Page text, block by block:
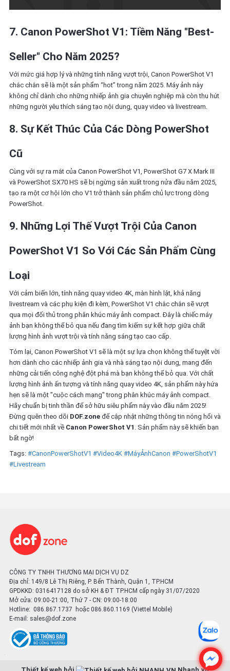
7. Canon PowerShot V1: Tiềm Năng "Best-
Seller" Cho Năm 2025?
Với mức giá hợp lý và những tính năng vượt trội, Canon PowerShot V1
chắc chắn sẽ là một sản phẩm “hot” trong năm 2025. Máy ảnh này
không chỉ dành cho những nhiếp ảnh gia chuyên nghiệp mà còn thu hút
những người yêu thích sáng tạo nội dung, quay video và livestream.
8. Sự Kết Thúc Của Các Dòng PowerShot
Cũ
Cùng với sự ra mắt của Canon PowerShot V1, PowerShot G7 X Mark III
và PowerShot SX70 HS sẽ bị ngừng sản xuất trong nửa đầu năm 2025,
tạo ra một cơ hội lớn cho V1 trở thành sản phẩm chủ lực trong dòng
PowerShot.
9. Những Lợi Thế Vượt Trội Của Canon
PowerShot V1 So Với Các Sản Phẩm Cùng
Loại
Với cảm biến lớn, tính năng quay video 4K, màn hình lật, khả năng
livestream và các phụ kiện đi kèm, PowerShot V1 chắc chắn sẽ vượt
qua mọi đối thủ trong phân khúc máy ảnh compact. Đây là chiếc máy
ảnh bạn không thể bỏ qua nếu đang tìm kiếm sự kết hợp giữa chất
lượng hình ảnh vượt trội và tính năng sáng tạo cao cấp.
Tóm lại, Canon PowerShot V1 sẽ là một sự lựa chọn không thể tuyệt vời
hơn dành cho các nhiếp ảnh gia và nhà sáng tạo nội dung, mang đến
những cải tiến công nghệ đột phá mà bạn không thể bỏ qua. Với chất
lượng hình ảnh ấn tượng và tính năng quay video 4K, sản phẩm này hứa
hẹn sẽ là một "cuộc cách mạng" trong phân khúc máy ảnh compact.
Hãy chuẩn bị tinh thần để sở hữu siêu phẩm này vào đầu năm 2025!
Đừng quên theo dõi DOF.zone để cập nhật những thông tin nóng hổi và
chi tiết mới nhất về Canon PowerShot V1 . Sản phẩm này sẽ khiến bạn
bất ngờ!
Tags: #CanonPowerShotV1 #Video4K #MáyẢnhCanon #PowerShotV1
#Livestream
CÔNG TY TNHH THƯƠNG MẠI DỊCH VỤ DZ
Địa chỉ: 149/8 Lê Thị Riêng, P. Bến Thành, Quận 1, TP.HCM
GPDKKD: 0316417128 do sở KH & ĐT TP.HCM cấp ngày 31/07/2020
Mở cửa: 09:00-21:00, Thứ 7 - CN: 09:00-18:00
Hotline: 086.867.1737 hoặc 086.860.1169 (Viettel Mobile)
E-mail: sales@dof.zone